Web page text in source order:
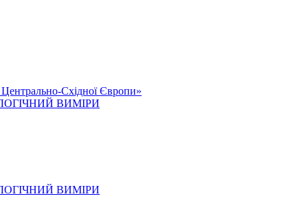
Центрально-Східної Європи»
ВИМІРИ
ВИМІРИ